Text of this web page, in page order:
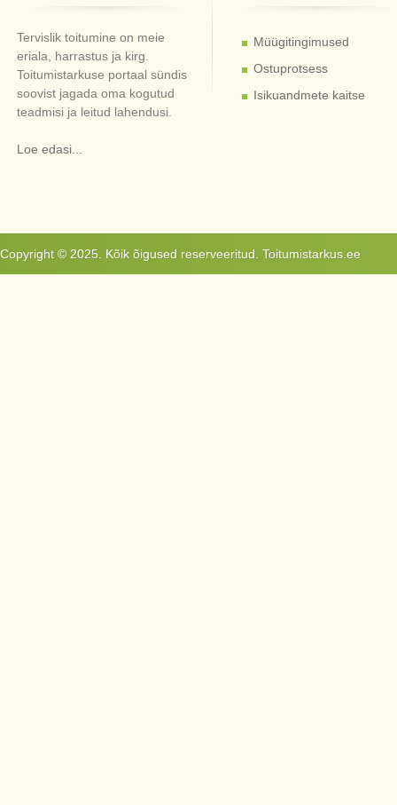
Tervislik toitumine on meie
eriala, harrastus ja kirg.
Toitumistarkuse portaal sündis
soovist jagada oma kogutud
teadmisi ja leitud lahendusi.
Loe edasi...
Müügitingimused
Ostuprotsess
Isikuandmete kaitse
Copyright © 2025. Kõik õigused reserveeritud. Toitumistarkus.ee